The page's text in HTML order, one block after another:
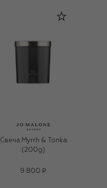
Свеча Myrrh & Tonka
(200g)
9 800 ₽